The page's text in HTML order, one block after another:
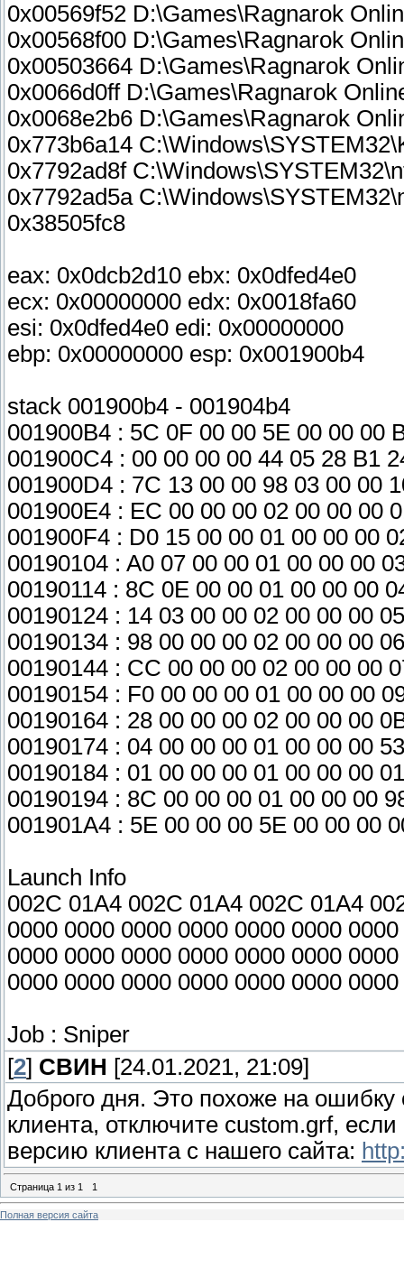
0x00569f52 D:\Games\Ragnarok
0x00568f00 D:\Games\Ragnarok
0x00503664 D:\Games\Ragnarok
0x0066d0ff D:\Games\Ragnarok
0x0068e2b6 D:\Games\Ragnarok
0x773b6a14
0x7792ad8f
0x7792ad5a
0x38505fc8
eax: 0x0dcb2d10 ebx: 0x0dfed4e0
ecx: 0x00000000 edx: 0x0018fa60
esi: 0x0dfed4e0 edi: 0x00000000
ebp: 0x00000000 esp: 0x001900b4
stack 001900b4 - 001904b4
001900B4 : 5C 0F 00 00 5E 00 00 00
001900C4 : 00 00 00 00 44 05 28 B1
001900D4 : 7C 13 00 00 98 03 00 00
001900E4 : EC 00 00 00 02 00 00 00
001900F4 : D0 15 00 00 01 00 00 00
00190104 : A0 07 00 00 01 00 00 00
00190114 : 8C 0E 00 00 01 00 00 00
00190124 : 14 03 00 00 02 00 00 00
00190134 : 98 00 00 00 02 00 00 00
00190144 : CC 00 00 00 02 00 00 00
00190154 : F0 00 00 00 01 00 00 00
00190164 : 28 00 00 00 02 00 00 00
00190174 : 04 00 00 00 01 00 00 00
00190184 : 01 00 00 00 01 00 00 00
00190194 : 8C 00 00 00 01 00 00 00
001901A4 : 5E 00 00 00 5E 00 00 00
Launch Info
002C 01A4 002C 01A4 002C 01A4
0000 0000 0000 0000 0000 0000
0000 0000 0000 0000 0000 0000
0000 0000 0000 0000 0000 0000
Job : Sniper
[2] СВИН [24.01.2021, 21:09]
Доброго дня. Это похоже на
клиента, отключите custom.grf,
версию клиента с нашего сайта:
Страница 1 из 1 1
Полная версия сайта